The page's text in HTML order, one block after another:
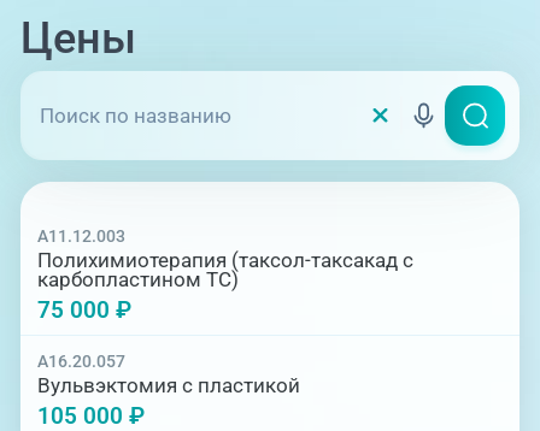
Цены
A11.12.003
Полихимиотерапия (таксол-таксакад с
карбопластином ТС)
75 000 ₽
A16.20.057
Вульвэктомия с пластикой
105 000 ₽